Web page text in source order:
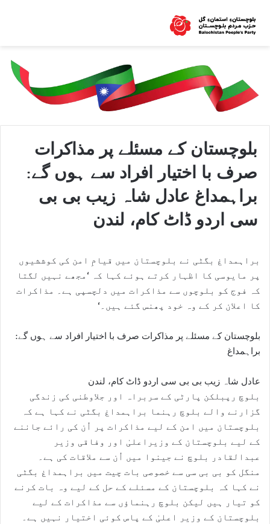
بلوچستان کے مسئلے پر مذاکرات
صرف با اختیار افراد سے ہوں گے:
براہمداغ عادل شاہ زیب بی بی
سی اردو ڈاٹ کام، لندن
براہمداغ بگٹی نے بلوچستان میں قیامِ امن کی کوششیوں
پر مایوسی کا اظہار کرتے ہوئے کہا کہ ‘مجھے نہیں لگتا
کہ فوج کو بلوچوں سے مذاکرات میں دلچسپی ہے۔ مذاکرات
کا اعلان کر کے وہ خود پھنس گئے ہیں۔‘
بلوچستان کے مسئلے پر مذاکرات صرف با اختیار افراد سے ہوں گے:
براہمداغ
عادل شاہ زیب بی بی سی اردو ڈاٹ کام، لندن
بلوچ رپبلکن پارٹی کے سربراہ اور جلاوطنی کی زندگی
گزارنے والے بلوچ رہنما براہمداغ بگٹی نے کہا ہے کہ
بلوچستان میں امن کے لیے مذاکرات پر اُن کی رائے جاننے
کے لیے بلوچستان کے وزیراعلیٰ اور وفاقی وزیر
عبدالقادر بلوچ نے جینوا میں اُن سے ملاقات کی ہے۔
منگل کو بی بی سی سے خصوصی بات چیت میں براہمداغ بگٹی
نے کہا کہ بلوچستان کے مسئلے کے حل کے لیے وہ بات کرنے
کو تیار ہیں لیکن بلوچ رہنماؤں سے مذاکرات کے لیے
بلوچستان کے وزیر اعلیٰ کے پاس کوئی اختیار نہیں ہے۔